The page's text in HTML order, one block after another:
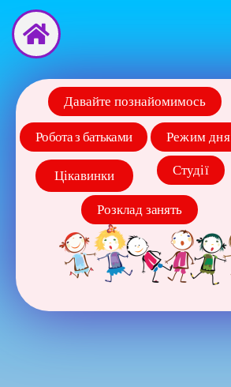
Перейти
до
вмісту
Розклад занять
Студії
Режим дня
Цікавинки
Давайте познайомимось
Робота з батьками